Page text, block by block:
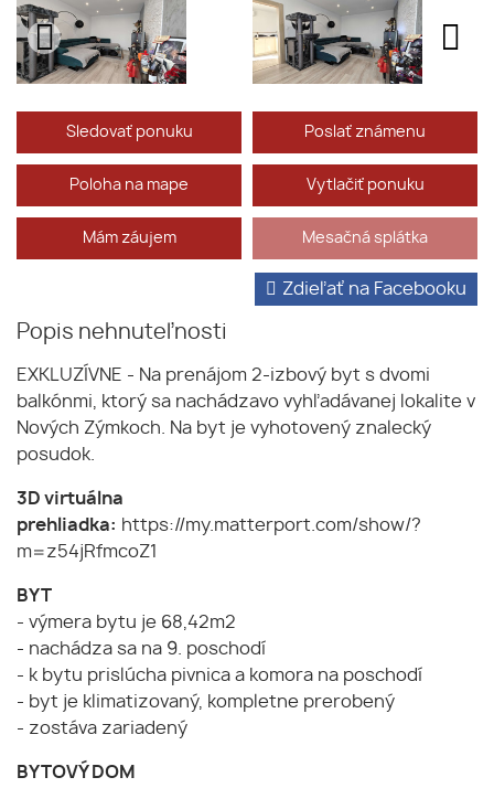
Sledovať ponuku Poslať známenu
Poloha na mape Vytlačiť ponuku
Mám záujem Mesačná splátka
Popis nehnuteľnosti
Zdieľať na Facebooku
EXKLUZÍVNE - Na prenájom 2-izbový byt s dvomi
balkónmi, ktorý sa nachádzavo vyhľadávanej lokalite v
Nových Zýmkoch. Na byt je vyhotovený znalecký
posudok.
3D virtuálna
prehliadka: https://my.matterport.com/show/?
m=z54jRfmcoZ1
BYT
- výmera bytu je 68,42m2
- nachádza sa na 9. poschodí
- k bytu prislúcha pivnica a komora na poschodí
- byt je klimatizovaný, kompletne prerobený
- zostáva zariadený
BYTOVÝ DOM